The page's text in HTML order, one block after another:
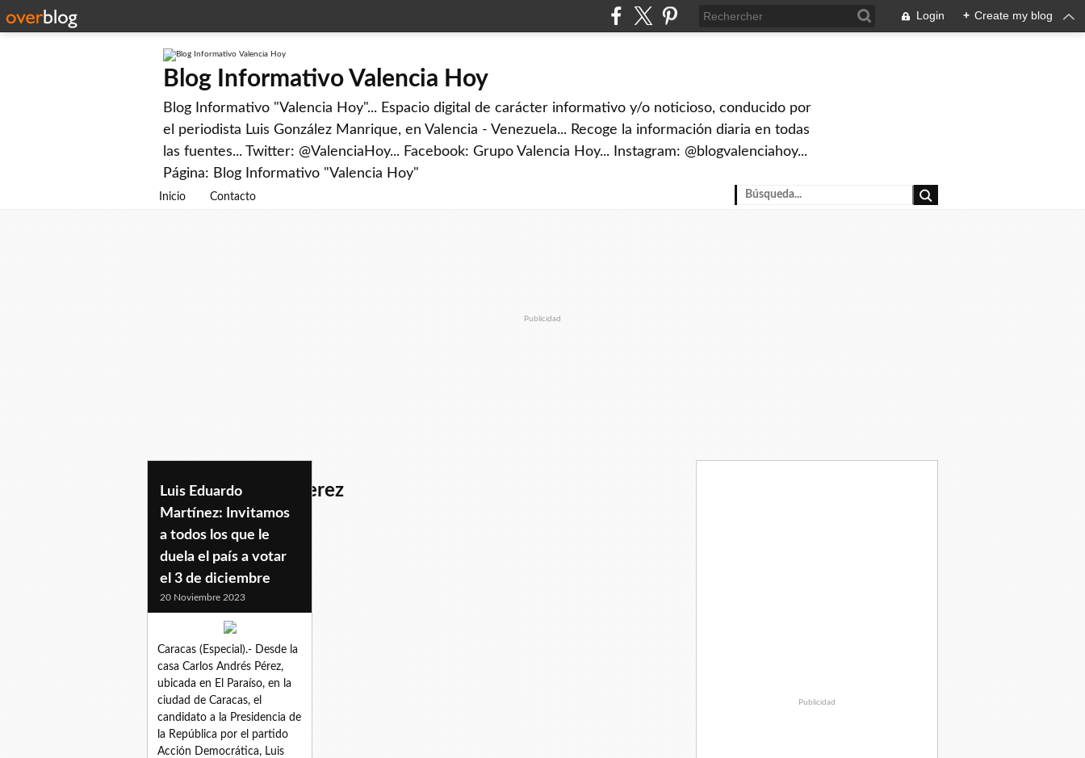
Login + Create my blog
Blog Informativo Valencia Hoy
Blog Informativo "Valencia Hoy"... Espacio digital de carácter informativo y/o noticioso, conducido por
el periodista Luis González Manrique, en Valencia - Venezuela... Recoge la información diaria en todas
las fuentes... Twitter: @ValenciaHoy... Facebook: Grupo Valencia Hoy... Instagram: @blogvalenciahoy...
Página: Blog Informativo "Valencia Hoy"
Inicio Contacto
Publicidad
casacarlosandresperez
Luis Eduardo
Martínez: Invitamos
a todos los que le
duela el país a votar
el 3 de diciembre
20 Noviembre 2023
Caracas (Especial).- Desde la
casa Carlos Andrés Pérez,
ubicada en El Paraíso, en la
ciudad de Caracas, el
candidato a la Presidencia de
la República por el partido
Acción Democrática, Luis
Publicidad